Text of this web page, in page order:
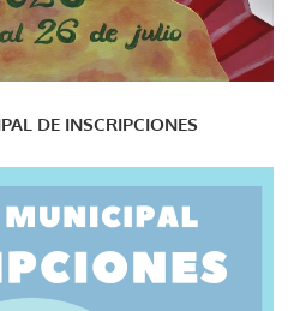
DE INSCRIPCIONES